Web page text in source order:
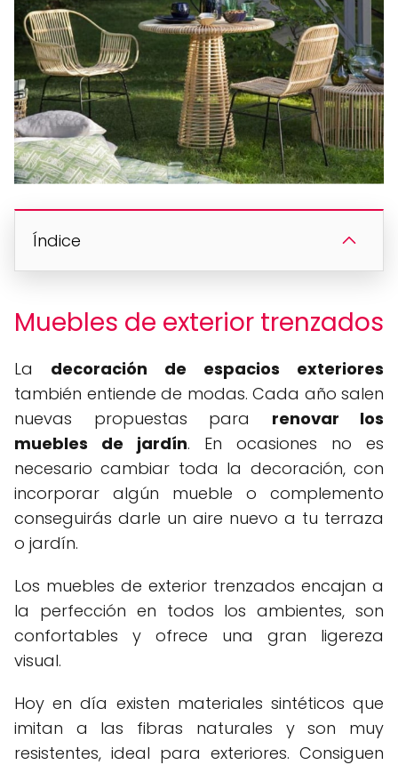
Índice
Muebles de exterior trenzados
La decoración de espacios exteriores
también entiende de modas. Cada año salen
nuevas propuestas para renovar los
muebles de jardín. En ocasiones no es
necesario cambiar toda la decoración, con
incorporar algún mueble o complemento
conseguirás darle un aire nuevo a tu terraza
o jardín.
Los muebles de exterior trenzados encajan a
la perfección en todos los ambientes, son
confortables y ofrece una gran ligereza
visual.
Hoy en día existen materiales sintéticos que
imitan a las fibras naturales y son muy
resistentes, ideal para exteriores. Consiguen